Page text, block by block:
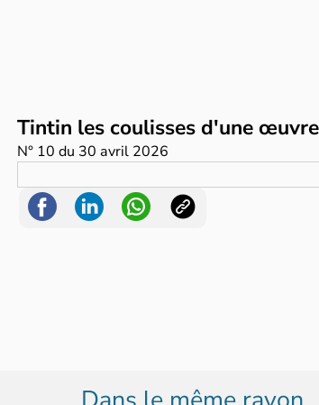
Tintin les coulisses d'une œuvre
N° 10 du 30 avril 2026